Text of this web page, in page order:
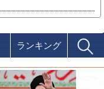
ランキング